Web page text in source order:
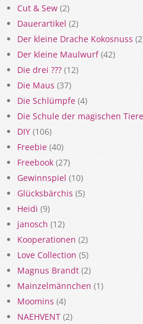
Cut & Sew (2)
Dauerartikel (2)
Der kleine Drache Kokosnuss
Der kleine Maulwurf(42)
Die drei ??? (12)
Die Maus (37)
Die Schlümpfe (4)
Die Schule der magischen Tiere
DIY (106)
Freebie (40)
Freebook (27)
Gewinnspiel (10)
Glücksbärchis (5)
Heidi (9)
janosch (12)
Kooperationen (2)
Love Collection (5)
Magnus Brandt (2)
Mainzelmännchen (1)
Moomins (4)
NAEHVENT (2)